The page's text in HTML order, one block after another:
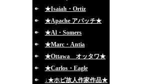
★Isaiah・Ortiz
★Apache アパッチ★
★Al・Somers
★Marc・Antia
★Ottawa オッタワ★
★Carlos・Eagle
↓★ホピ故人作家作品★